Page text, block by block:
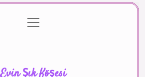
Gizlilik Politikası
menüyü
aç
Evin Şık Köşesi